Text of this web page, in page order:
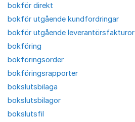
bokför direkt
bokför utgående kundfordringar
bokför utgående leverantörsfakturor
bokföring
bokföringsorder
bokföringsrapporter
bokslutsbilaga
bokslutsbilagor
bokslutsfil